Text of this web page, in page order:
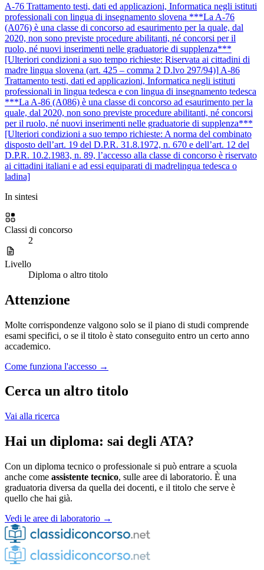
A-76 Trattamento testi, dati ed applicazioni, Informatica negli istituti
professionali con lingua di insegnamento slovena ***La A-76
(A076) è una classe di concorso ad esaurimento per la quale, dal
2020, non sono previste procedure abilitanti, né concorsi per il
ruolo, né nuovi inserimenti nelle graduatorie di supplenza***
[Ulteriori condizioni a suo tempo richieste: Riservata ai cittadini di
madre lingua slovena (art. 425 – comma 2 D.lvo 297/94)] A-86
Trattamento testi, dati ed applicazioni, Informatica negli istituti
professionali in lingua tedesca e con lingua di insegnamento tedesca
***La A-86 (A086) è una classe di concorso ad esaurimento per la
quale, dal 2020, non sono previste procedure abilitanti, né concorsi
per il ruolo, né nuovi inserimenti nelle graduatorie di supplenza***
[Ulteriori condizioni a suo tempo richieste: A norma del combinato
disposto dell’art. 19 del D.P.R. 31.8.1972, n. 670 e dell’art. 12 del
D.P.R. 10.2.1983, n. 89, l’accesso alla classe di concorso è riservato
ai cittadini italiani e ad essi equiparati di madrelingua tedesca o
ladina]
In sintesi
Classi di concorso
2
Livello
Diploma o altro titolo
Attenzione
Molte corrispondenze valgono solo se il piano di studi comprende
esami specifici, o se il titolo è stato conseguito entro un certo anno
accademico.
Come funziona l'accesso →
Cerca un altro titolo
Vai alla ricerca
Hai un diploma: sai degli ATA?
Con un diploma tecnico o professionale si può entrare a scuola
anche come assistente tecnico, sulle aree di laboratorio. È una
graduatoria diversa da quella dei docenti, e il titolo che serve è
quello che hai già.
Vedi le aree di laboratorio →